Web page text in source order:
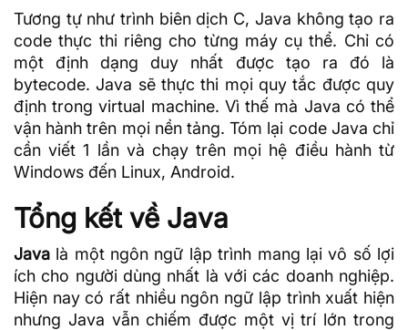
Tương tự như trình biên dịch C, Java không tạo ra
code thực thi riêng cho từng máy cụ thể. Chỉ có
một định dạng duy nhất được tạo ra đó là
bytecode. Java sẽ thực thi mọi quy tắc được quy
định trong virtual machine. Vì thế mà Java có thể
vận hành trên mọi nền tảng. Tóm lại code Java chỉ
cần viết 1 lần và chạy trên mọi hệ điều hành từ
Windows đến Linux, Android.
Tổng kết về Java
Java là một ngôn ngữ lập trình mang lại vô số lợi
ích cho người dùng nhất là với các doanh nghiệp.
Hiện nay có rất nhiều ngôn ngữ lập trình xuất hiện
nhưng Java vẫn chiếm được một vị trí lớn trong